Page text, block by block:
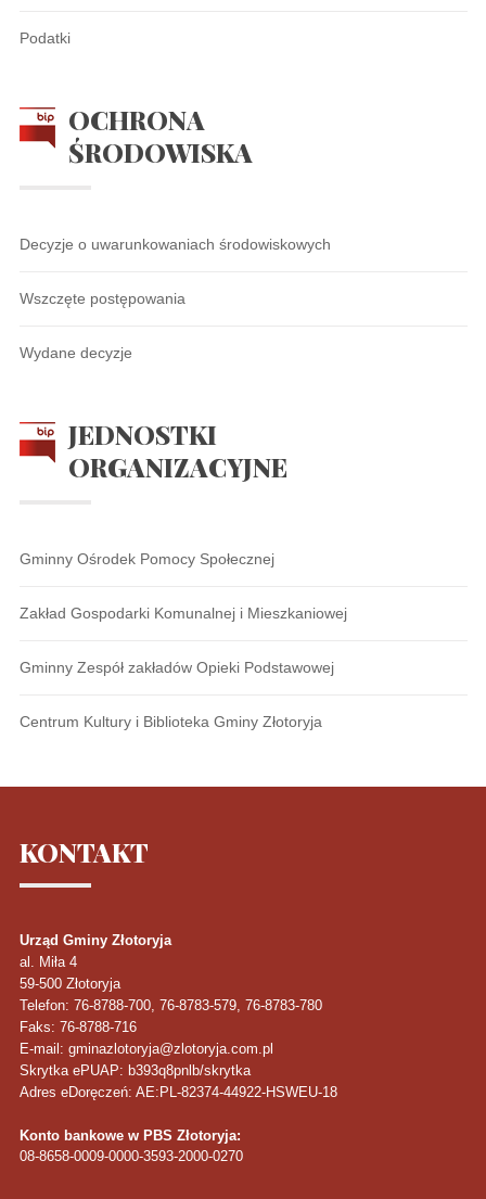
Podatki
OCHRONA
ŚRODOWISKA
Decyzje o uwarunkowaniach środowiskowych
Wszczęte postępowania
Wydane decyzje
JEDNOSTKI
ORGANIZACYJNE
Gminny Ośrodek Pomocy Społecznej
Zakład Gospodarki Komunalnej i Mieszkaniowej
Gminny Zespół zakładów Opieki Podstawowej
Centrum Kultury i Biblioteka Gminy Złotoryja
KONTAKT
Urząd Gminy Złotoryja
al. Miła 4
59-500 Złotoryja
Telefon: 76-8788-700, 76-8783-579, 76-8783-780
Faks: 76-8788-716
E-mail: gminazlotoryja@zlotoryja.com.pl
Skrytka ePUAP: b393q8pnlb/skrytka
Adres eDoręczeń: AE:PL-82374-44922-HSWEU-18
Konto bankowe w PBS Złotoryja:
08-8658-0009-0000-3593-2000-0270